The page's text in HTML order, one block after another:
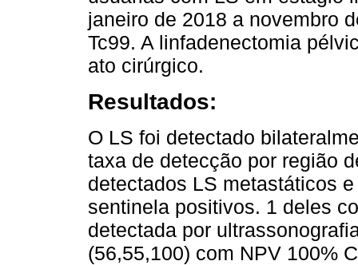
janeiro de 2018 a novembro
Tc99. A linfadenectomia
ato cirúrgico.
Resultados:
O LS foi detectado
taxa de detecção por região
detectados LS metastáticos
sentinela positivos. 1 deles
detectada por
(56,55,100) com NPV 100%